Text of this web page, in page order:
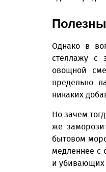
Однако в
стеллажу с
овощной
предельно
никаких
Но зачем
же
бытовом
медленнее с
и убивающих